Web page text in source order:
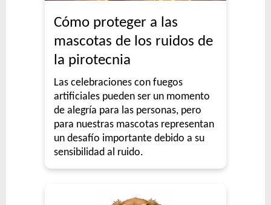
Cómo proteger a las
mascotas de los ruidos de
la pirotecnia
Las celebraciones con fuegos
artificiales pueden ser un momento
de alegría para las personas, pero
para nuestras mascotas representan
un desafío importante debido a su
sensibilidad al ruido.